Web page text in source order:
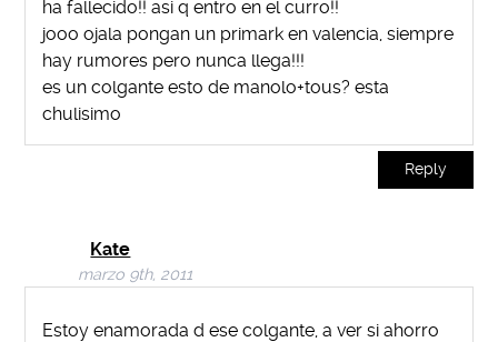
ha fallecido!! asi q entro en el curro!!
jooo ojala pongan un primark en valencia, siempre
hay rumores pero nunca llega!!!
es un colgante esto de manolo+tous? esta
chulisimo
Reply
Kate
marzo 9th, 2011
Estoy enamorada d ese colgante, a ver si ahorro